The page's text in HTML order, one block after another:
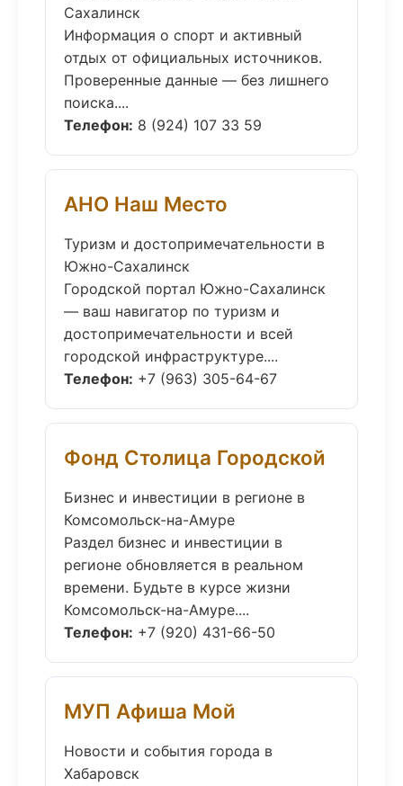
Сахалинск
Информация о спорт и активный
отдых от официальных источников.
Проверенные данные — без лишнего
поиска....
Телефон: 8 (924) 107 33 59
АНО Наш Место
Туризм и достопримечательности в
Южно-Сахалинск
Городской портал Южно-Сахалинск
— ваш навигатор по туризм и
достопримечательности и всей
городской инфраструктуре....
Телефон: +7 (963) 305-64-67
Фонд Столица Городской
Бизнес и инвестиции в регионе в
Комсомольск-на-Амуре
Раздел бизнес и инвестиции в
регионе обновляется в реальном
времени. Будьте в курсе жизни
Комсомольск-на-Амуре....
Телефон: +7 (920) 431-66-50
МУП Афиша Мой
Новости и события города в
Хабаровск